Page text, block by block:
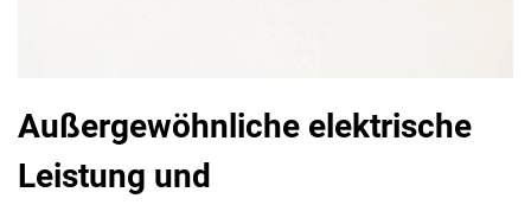
Außergewöhnliche elektrische
Leistung und